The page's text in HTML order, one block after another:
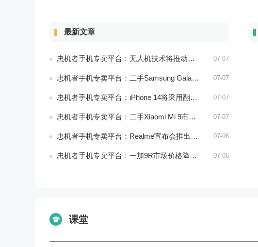
最新文章
忠机者手机专卖平台：无人机技术将推动物流行业的智能化发展 07-07
忠机者手机专卖平台：二手Samsung Galaxy M21市场价格相对稳定 07-07
忠机者手机专卖平台：iPhone 14将采用翻盖式设计？ 07-07
忠机者手机专卖平台：二手Xiaomi Mi 9市场价格相对稳定 07-07
忠机者手机专卖平台：Realme宣布会推出全新Realme X10 Max 5G 07-06
忠机者手机专卖平台：一加9R市场价格降至2000元以下 07-06
课堂